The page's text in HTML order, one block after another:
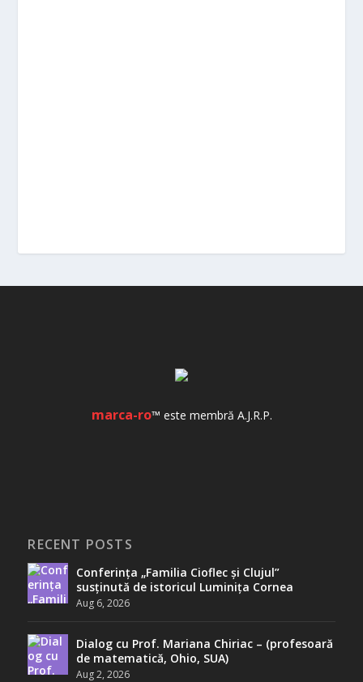
marca-ro™ este membră A.J.R.P.
RECENT POSTS
Conferința „Familia Cioflec și Clujul”
susținută de istoricul Luminița Cornea
Aug 6, 2026
Dialog cu Prof. Mariana Chiriac – (profesoară
de matematică, Ohio, SUA)
Aug 2, 2026